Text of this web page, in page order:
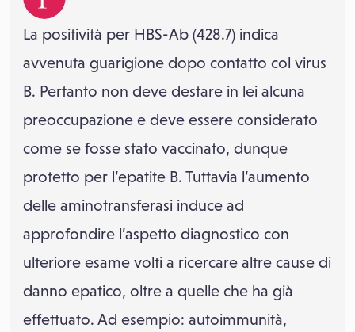
La positività per HBS-Ab (428.7) indica
avvenuta guarigione dopo contatto col virus
B. Pertanto non deve destare in lei alcuna
preoccupazione e deve essere considerato
come se fosse stato vaccinato, dunque
protetto per l’epatite B. Tuttavia l’aumento
delle aminotransferasi induce ad
approfondire l’aspetto diagnostico con
ulteriore esame volti a ricercare altre cause di
danno epatico, oltre a quelle che ha già
effettuato. Ad esempio: autoimmunità,